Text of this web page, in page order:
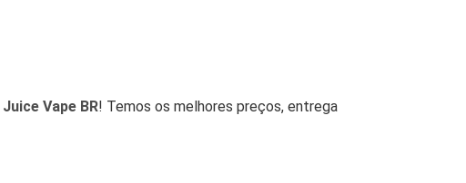
Juice Vape BR! Temos os melhores preços, entrega